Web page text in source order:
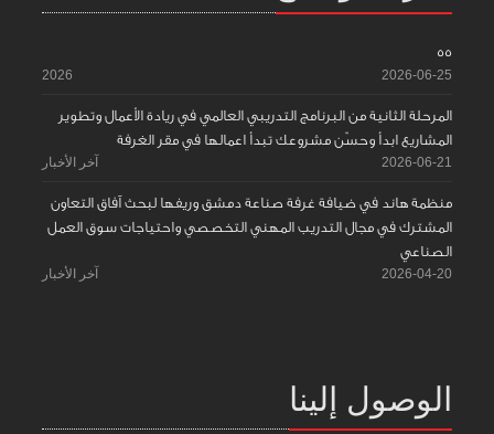
55
2026-06-25
2026
المرحلة الثانية من البرنامج التدريبي العالمي في ريادة الأعمال وتطوير
المشاريع ابدأ وحسّن مشروعك تبدأ اعمالها في مقر الغرفة
2026-06-21 آخر الأخبار
منظمة هاند في ضيافة غرفة صناعة دمشق وريفها لبحث آفاق التعاون
المشترك في مجال التدريب المهني التخصصي واحتياجات سوق العمل
الصناعي
2026-04-20 آخر الأخبار
الوصول إلينا